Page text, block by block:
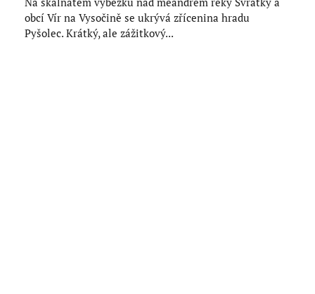
obcí Vír na Vysočině se ukrývá zřícenina hradu
Pyšolec. Krátký, ale zážitkový...